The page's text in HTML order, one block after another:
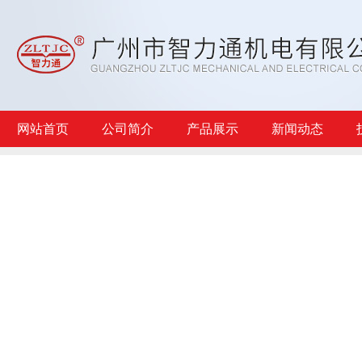
网站首页 公司简介 产品展示 新闻动态